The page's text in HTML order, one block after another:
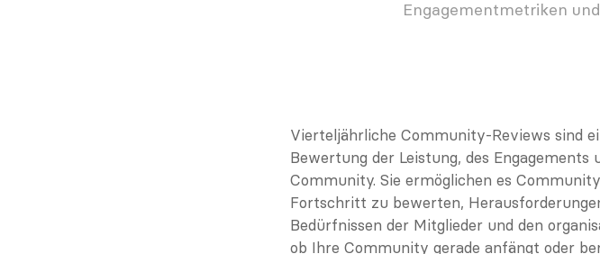
Engagementmetriken
Vierteljährliche Community-Reviews sind
Bewertung der Leistung, des Engagements
Community. Sie ermöglichen es
Fortschritt zu bewerten,
Bedürfnissen der Mitglieder und den
ob Ihre Community gerade anfängt oder